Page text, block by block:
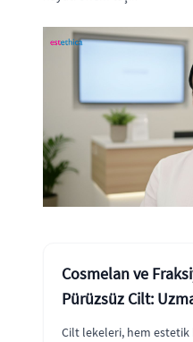
Cosmelan ve
Pürüzsüz Cilt:
Cilt lekeleri, hem estetik